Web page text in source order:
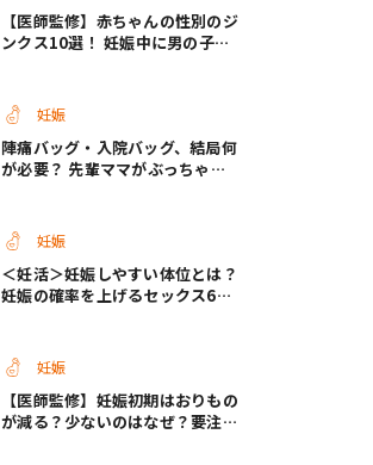
【医師監修】赤ちゃんの性別のジ
ンクス10選！ 妊娠中に男の子・
妊娠
陣痛バッグ・入院バッグ、結局何
が必要？ 先輩ママがぶっちゃけ
妊娠
＜妊活＞妊娠しやすい体位とは？
妊娠の確率を上げるセックス6つ
妊娠
【医師監修】妊娠初期はおりもの
が減る？少ないのはなぜ？要注意